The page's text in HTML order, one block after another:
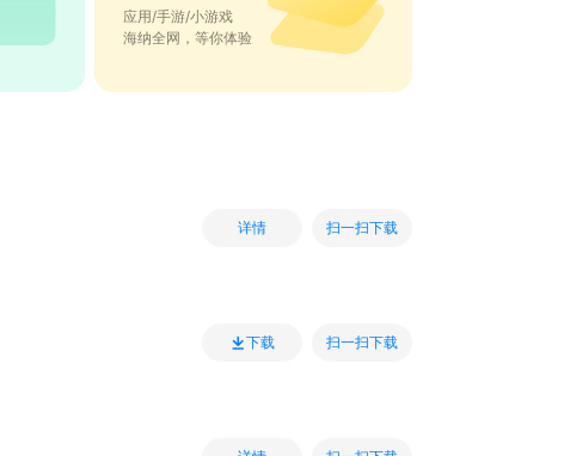
应用/手游/小游戏
海纳全网，等你体验
详情 扫一扫下载
下载 扫一扫下载